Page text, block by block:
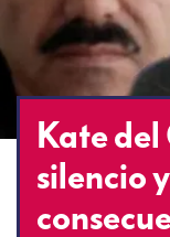
Kate
silencio